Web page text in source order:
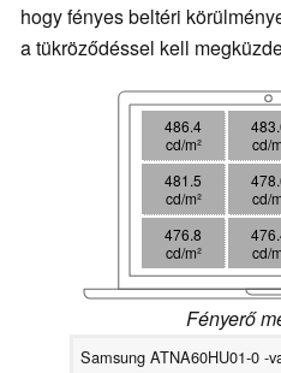
hogy fényes beltéri
a tükröződéssel kell
486.4
cd/m²
cd/
481.5
cd/m²
cd/
476.8
cd/m²
cd/
Fényerő
Samsung ATNA60HU01-0 -